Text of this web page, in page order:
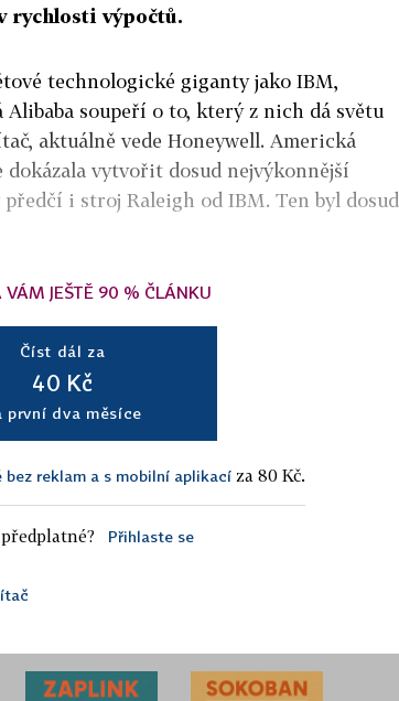
rychlosti výpočtů.
technologické giganty jako IBM,
Alibaba soupeří o to, který z nich dá světu
aktuálně vede Honeywell. Americká
dokázala vytvořit dosud nejvýkonnější
i stroj Raleigh od IBM. Ten byl dosud
VÁM JEŠTĚ 90 % ČLÁNKU
Číst dál za
40 Kč
první dva měsíce
bez reklam a s mobilní aplikací za 80 Kč.
Přihlaste se